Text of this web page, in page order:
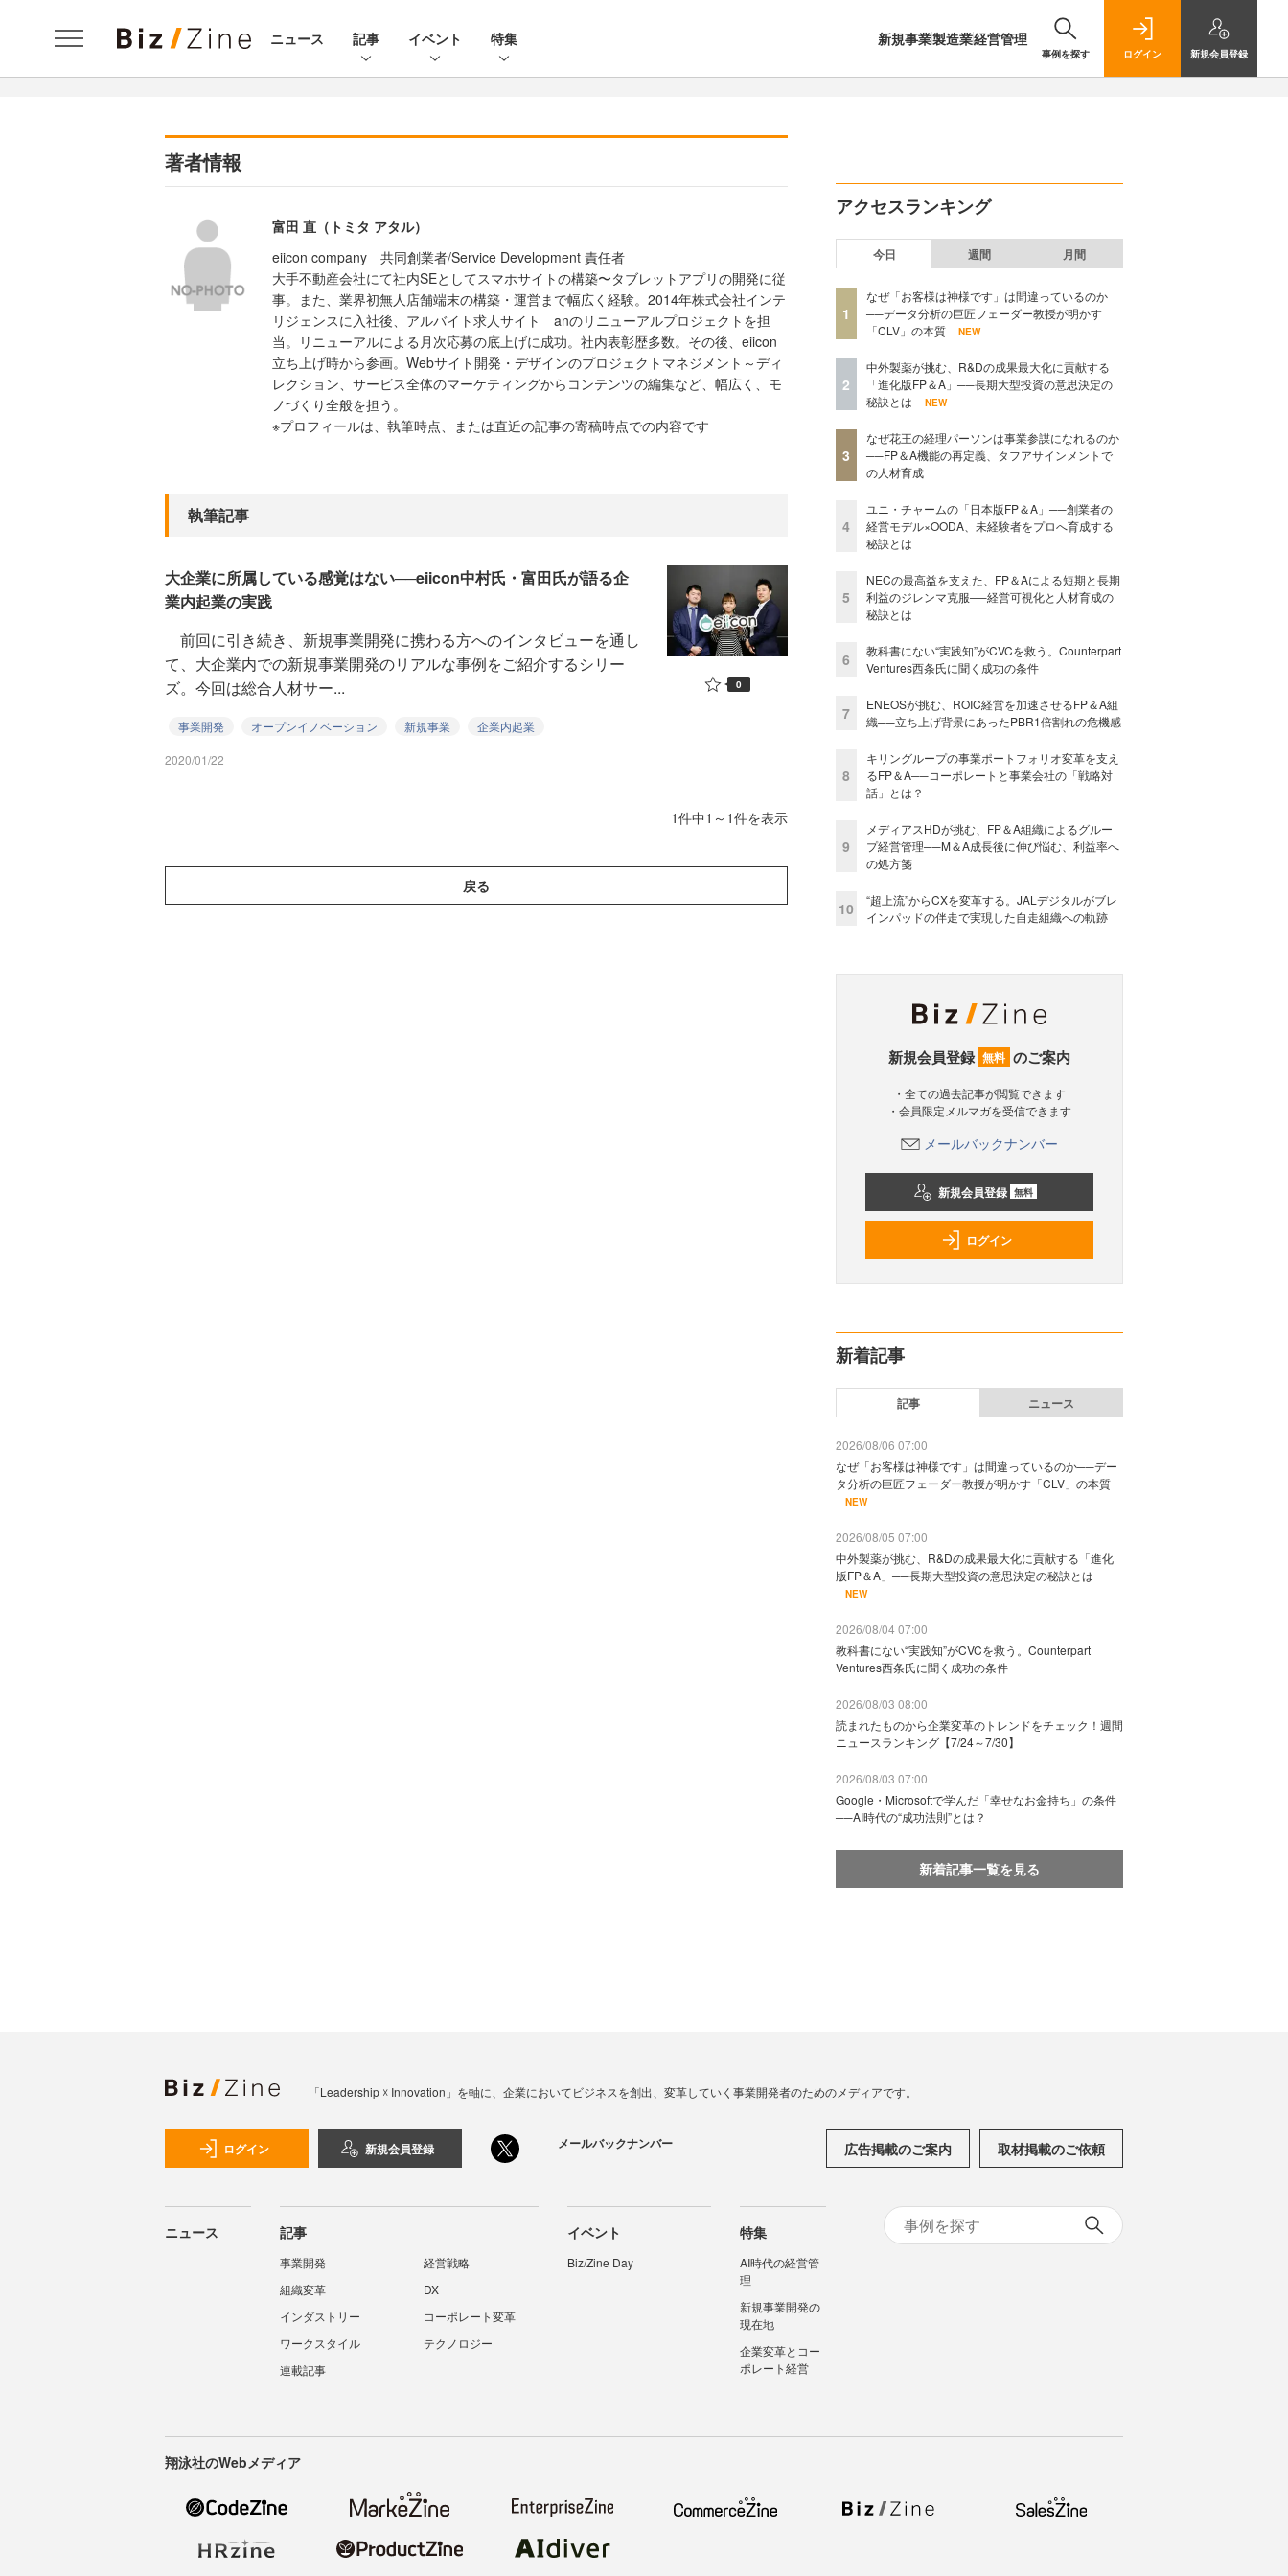
ニュース 記事 イベント 特集 新規事業製造業経営管理
事例を探す ログイン 新規会員登録
著者情報
富田 直（トミタ アタル）
eiicon company 共同創業者/Service Development 責任者
大手不動産会社にて社内SEとしてスマホサイトの構築〜タブレットアプリの開発に従
事。また、業界初無人店舗端末の構築・運営まで幅広く経験。2014年株式会社インテ
リジェンスに入社後、アルバイト求人サイト anのリニューアルプロジェクトを担
当。リニューアルによる月次応募の底上げに成功。社内表彰歴多数。その後、eiicon
立ち上げ時から参画。Webサイト開発・デザインのプロジェクトマネジメント～ディ
レクション、サービス全体のマーケティングからコンテンツの編集など、幅広く、モ
ノづくり全般を担う。
※プロフィールは、執筆時点、または直近の記事の寄稿時点での内容です
執筆記事
大企業に所属している感覚はない──eiicon中村氏・富田氏が語る企
業内起業の実践
前回に引き続き、新規事業開発に携わる方へのインタビューを通し
て、大企業内での新規事業開発のリアルな事例をご紹介するシリー
ズ。今回は総合人材サー...
事業開発 オープンイノベーション 新規事業 企業内起業
2020/01/22
0
1件中1～1件を表示
戻る
アクセスランキング
今日 週間 月間
1
なぜ「お客様は神様です」は間違っているのか
──データ分析の巨匠フェーダー教授が明かす
「CLV」の本質
NEW
2
中外製薬が挑む、R&Dの成果最大化に貢献する
「進化版FP＆A」──長期大型投資の意思決定の
秘訣とは
NEW
3
なぜ花王の経理パーソンは事業参謀になれるのか
──FP＆A機能の再定義、タフアサインメントで
の人材育成
4
ユニ・チャームの「日本版FP＆A」──創業者の
経営モデル×OODA、未経験者をプロへ育成する
秘訣とは
5
NECの最高益を支えた、FP＆Aによる短期と長期
利益のジレンマ克服──経営可視化と人材育成の
秘訣とは
6
教科書にない“実践知”がCVCを救う。Counterpart
Ventures西条氏に聞く成功の条件
7
ENEOSが挑む、ROIC経営を加速させるFP＆A組
織──立ち上げ背景にあったPBR1倍割れの危機感
8
キリングループの事業ポートフォリオ変革を支え
るFP＆A──コーポレートと事業会社の「戦略対
話」とは？
9
メディアスHDが挑む、FP＆A組織によるグルー
プ経営管理──M＆A成長後に伸び悩む、利益率へ
の処方箋
10
“超上流”からCXを変革する。JALデジタルがブレ
インパッドの伴走で実現した自走組織への軌跡
新規会員登録 無料 のご案内
・全ての過去記事が閲覧できます
・会員限定メルマガを受信できます
メールバックナンバー
新規会員登録 無料
ログイン
新着記事
記事 ニュース
2026/08/06 07:00
なぜ「お客様は神様です」は間違っているのか──デー
タ分析の巨匠フェーダー教授が明かす「CLV」の本質
NEW
2026/08/05 07:00
中外製薬が挑む、R&Dの成果最大化に貢献する「進化
版FP＆A」──長期大型投資の意思決定の秘訣とは
NEW
2026/08/04 07:00
教科書にない“実践知”がCVCを救う。Counterpart
Ventures西条氏に聞く成功の条件
2026/08/03 08:00
読まれたものから企業変革のトレンドをチェック！週間
ニュースランキング【7/24～7/30】
2026/08/03 07:00
Google・Microsoftで学んだ「幸せなお金持ち」の条件
──AI時代の“成功法則”とは？
新着記事一覧を見る
「Leadership ☓ Innovation」を軸に、企業においてビジネスを創出、変革していく事業開発者のためのメディアです。
ログイン 新規会員登録 メールバックナンバー 広告掲載のご案内 取材掲載のご依頼
ニュース 記事
事業開発
経営戦略
組織変革
DX
インダストリー
コーポレート変革
ワークスタイル
テクノロジー
連載記事
イベント
Biz/Zine Day
特集
AI時代の経営管
理
新規事業開発の
現在地
企業変革とコー
ポレート経営
翔泳社のWebメディア